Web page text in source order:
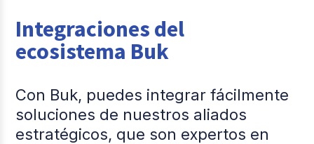
Integraciones del
ecosistema Buk
Con Buk, puedes integrar fácilmente
soluciones de nuestros aliados
estratégicos, que son expertos en